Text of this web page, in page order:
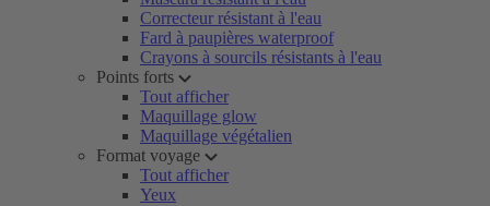
Correcteur résistant à l'eau
Fard à paupières waterproof
Crayons à sourcils résistants à l'eau
Points forts
Tout afficher
Maquillage glow
Maquillage végétalien
Format voyage
Tout afficher
Yeux